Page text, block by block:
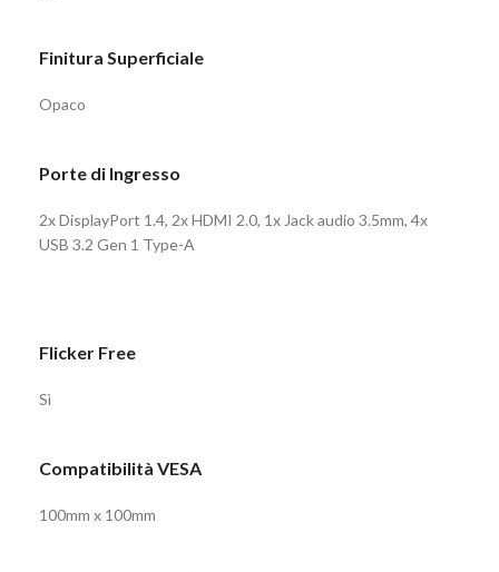
Finitura Superficiale
Opaco
Porte di Ingresso
2x DisplayPort 1.4, 2x HDMI 2.0, 1x Jack audio 3.5mm, 4x
USB 3.2 Gen 1 Type-A
Flicker Free
Sì
Compatibilità VESA
100mm x 100mm